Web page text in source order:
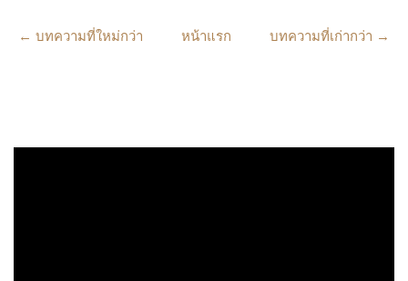
← บทความที่ใหม่กว่า บทความที่เก่ากว่า →
หน้าแรก